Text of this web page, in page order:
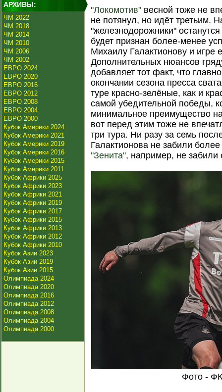
АРХИВЫ:
ЧМ 2022
ЧМ 2018
ЧМ 2014
ЧМ 2010
ЧМ 2006
ЧМ 2002
ЕВРО 2024
ЕВРО 2020
ЕВРО 2016
ЕВРО 2012
ЕВРО 2008
ЕВРО 2004
ЕВРО 2000
Кубок Америки 2024
Кубок Америки 2021
Кубок Америки 2019
Кубок Америки 2016
Кубок Америки 2015
Кубок Америки 2011
Кубок Африки 2025
Кубок Африки 2023
Кубок Африки 2021
Кубок Африки 2019
Кубок Африки 2017
Кубок Африки 2015
Кубок Африки 2013
Кубок Африки 2012
Кубок Африки 2010
Кубок Азии 2023
Кубок Азии 2019
Кубок Азии 2015
Олимпиада 2024
Олимпиада 2020
Олимпиада 2016
Олимпиада 2012
Олимпиада 2008
Олимпиада 2004
Олимпиада 2000
"Локомотив" весной тоже не
не потянул, но идёт третьим.
"железнодорожники"
будет признан более-менее
Михаилу Галактионову и игре
Дополнительных нюансов
добавляет тот факт, что
окончании сезона пресса
туре красно-зелёные, как и
самой убедительной победы,
минимальное преимущество
вот перед этим тоже не
три тура. Ни разу за семь
Галактионова не забили
"Зенита", например, не забили
Фото -